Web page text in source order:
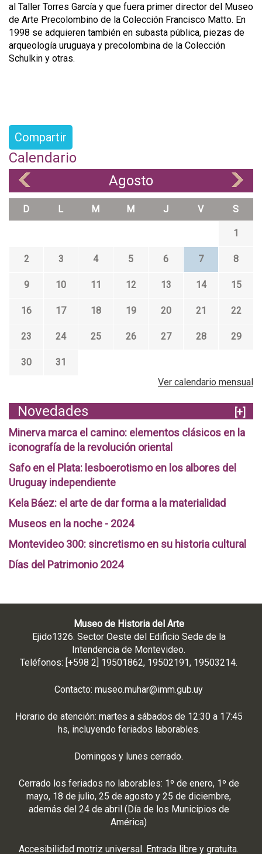
al Taller Torres García y que fuera primer director del Museo
de Arte Precolombino de la Colección Francisco Matto. En
1998 se adquieren también en subasta pública, piezas de
arqueología uruguaya y precolombina de la Colección
Schulkin y otras.
Compartir
Calendario
Agosto
D L M M J V S
1
2 3 4 5 6 7 8
9 10 11 12 13 14 15
16 17 18 19 20 21 22
23 24 25 26 27 28 29
30
31
Ver calendario mensual
Novedades
[+]
Minerva marca el camino: elementos clásicos en la
iconografía de la revolución oriental
Safo en el Plata: lesboerotismo en los albores del
Uruguay independiente
Kela Báez: el arte de dar forma a la materialidad
Museos en la noche - 2024
Montevideo 300: sincretismo en su historia cultural
Días del Patrimonio 2024
Museo de Historia del Arte
Ejido1326. Sector Oeste del Edificio Sede de la
Intendencia de Montevideo.
Teléfonos: [+598 2] 19501862, 19502191, 19503214.
Contacto: museo.muhar@imm.gub.uy
Horario de atención: martes a sábados de 12:30 a 17:45
hs, incluyendo feriados laborables.
Domingos y lunes cerrado.
Cerrado los feriados no laborables: 1º de enero, 1º de
mayo, 18 de julio, 25 de agosto y 25 de diciembre,
además del 24 de abril (Día de los Municipios de
América)
Accesibilidad motriz universal. Entrada libre y gratuita.